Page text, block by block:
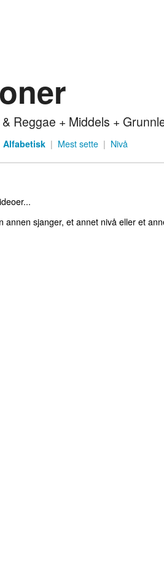
Reggae + Middels +
Alfabetisk | Mest sette | Nivå
annen sjanger, et annet nivå eller et